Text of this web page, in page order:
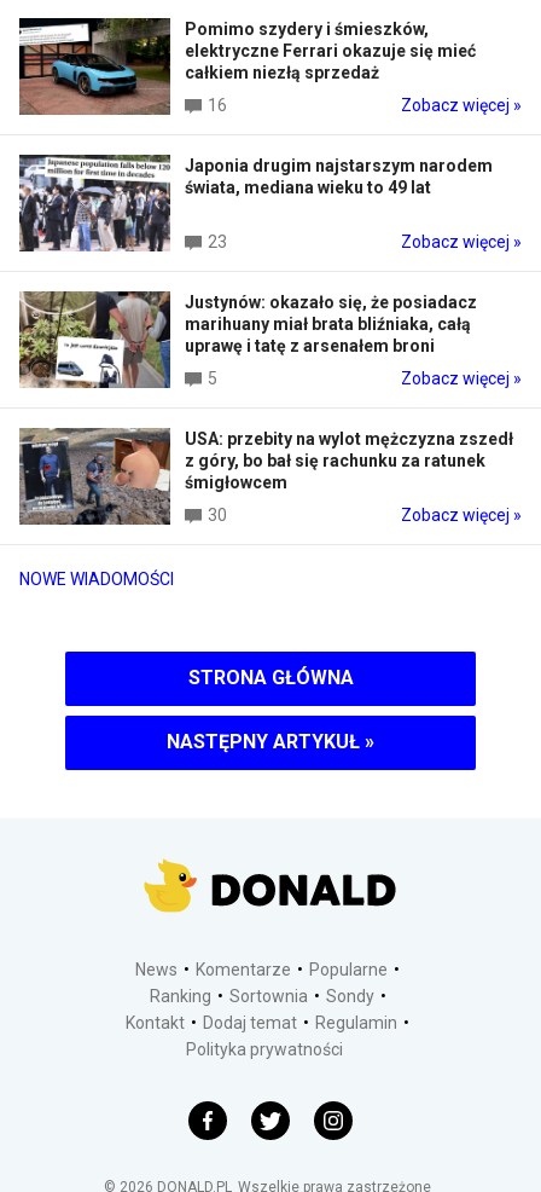
NOWE WIADOMOŚCI
Pomimo szydery i śmieszków,
elektryczne Ferrari okazuje się mieć
całkiem niezłą sprzedaż
16
Zobacz więcej »
Japonia drugim najstarszym narodem
świata, mediana wieku to 49 lat
23 Zobacz więcej »
Justynów: okazało się, że posiadacz
marihuany miał brata bliźniaka, całą
uprawę i tatę z arsenałem broni
5
Zobacz więcej »
USA: przebity na wylot mężczyzna zszedł
z góry, bo bał się rachunku za ratunek
śmigłowcem
30
Zobacz więcej »
STRONA GŁÓWNA
NASTĘPNY ARTYKUŁ »
News Komentarze
Popularne
Ranking
Sortownia
Sondy
Kontakt
Dodaj temat
Regulamin
Polityka prywatności
© 2026 DONALD.PL Wszelkie prawa zastrzeżone